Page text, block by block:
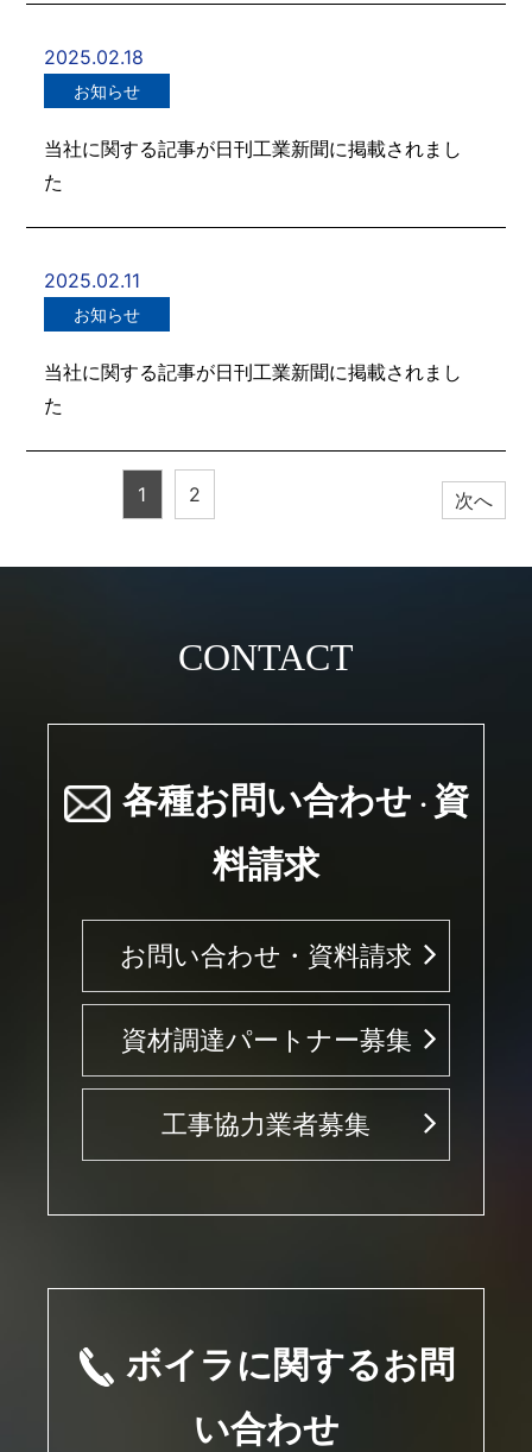
2025.02.18
お知らせ
当社に関する記事が日刊工業新聞に掲載されまし
た
2025.02.11
お知らせ
当社に関する記事が日刊工業新聞に掲載されまし
た
1 2 次へ
CONTACT
各種お問い合わせ ・ 資
料請求
お問い合わせ・資料請求
資材調達パートナー募集
工事協力業者募集
ボイラに関するお問
い合わせ